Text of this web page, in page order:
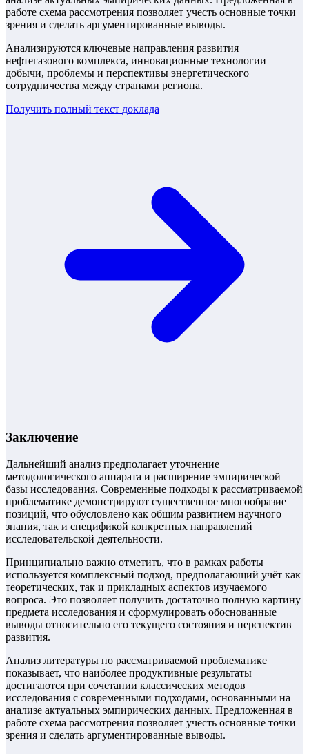
работе схема рассмотрения позволяет учесть основные точки
зрения и сделать аргументированные выводы.
Анализируются ключевые направления развития
нефтегазового комплекса, инновационные технологии
добычи, проблемы и перспективы энергетического
сотрудничества между странами региона.
Получить полный текст доклада
Заключение
Дальнейший анализ предполагает уточнение
методологического аппарата и расширение эмпирической
базы исследования. Современные подходы к рассматриваемой
проблематике демонстрируют существенное многообразие
позиций, что обусловлено как общим развитием научного
знания, так и спецификой конкретных направлений
исследовательской деятельности.
Принципиально важно отметить, что в рамках работы
используется комплексный подход, предполагающий учёт как
теоретических, так и прикладных аспектов изучаемого
вопроса. Это позволяет получить достаточно полную картину
предмета исследования и сформулировать обоснованные
выводы относительно его текущего состояния и перспектив
развития.
Анализ литературы по рассматриваемой проблематике
показывает, что наиболее продуктивные результаты
достигаются при сочетании классических методов
исследования с современными подходами, основанными на
анализе актуальных эмпирических данных. Предложенная в
работе схема рассмотрения позволяет учесть основные точки
зрения и сделать аргументированные выводы.